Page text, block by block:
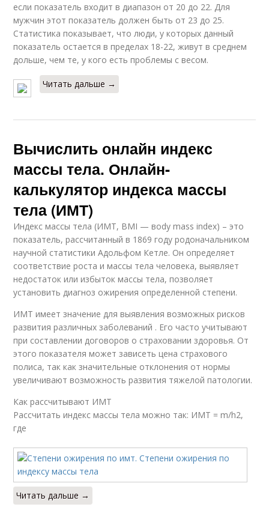
если показатель входит в диапазон от 20 до 22. Для
мужчин этот показатель должен быть от 23 до 25.
Статистика показывает, что люди, у которых данный
показатель остается в пределах 18-22, живут в среднем
дольше, чем те, у кого есть проблемы с весом.
Читать дальше →
Вычислить онлайн индекс
массы тела. Онлайн-
калькулятор индекса массы
тела (ИМТ)
Индекс массы тела (ИМТ, BMI — вody mass index) – это
показатель, рассчитанный в 1869 году родоначальником
научной статистики Адольфом Кетле. Он определяет
соответствие роста и массы тела человека, выявляет
недостаток или избыток массы тела, позволяет
установить диагноз ожирения определенной степени.
ИМТ имеет значение для выявления возможных рисков
развития различных заболеваний . Его часто учитывают
при составлении договоров о страховании здоровья. От
этого показателя может зависеть цена страхового
полиса, так как значительные отклонения от нормы
увеличивают возможность развития тяжелой патологии.
Как рассчитывают ИМТ
Рассчитать индекс массы тела можно так: ИМТ = m/h2,
где
Читать дальше →